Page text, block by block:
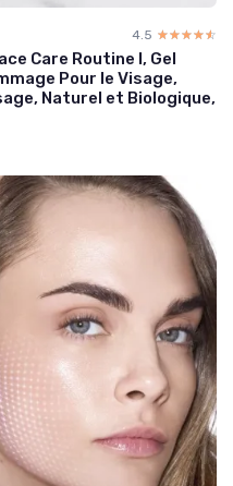
4.5 ☆☆☆☆☆
★★★★★
Care Routine I, Gel
Pour le Visage,
Naturel et Biologique,